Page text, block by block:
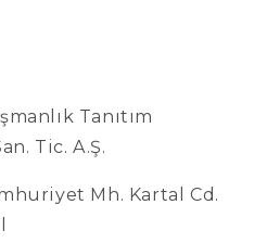
Tanıtım
Tic. A.Ş.
Mh. Kartal Cd.